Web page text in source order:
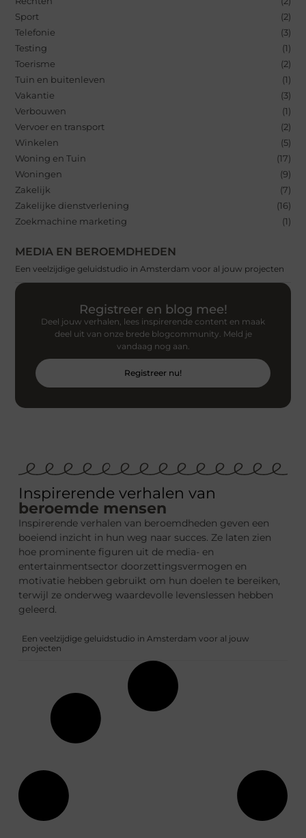
Sport
(2)
Telefonie
(3)
Testing
(1)
Toerisme
(2)
Tuin en buitenleven
(1)
Vakantie
(3)
Verbouwen
(1)
Vervoer en transport
(2)
Winkelen
(5)
Woning en Tuin
(17)
Woningen
(9)
Zakelijk
(7)
Zakelijke dienstverlening
(16)
Zoekmachine marketing
(1)
MEDIA EN BEROEMDHEDEN
Een veelzijdige geluidstudio in Amsterdam voor al jouw projecten
Registreer en blog mee!
Deel jouw verhalen, lees inspirerende content en maak
deel uit van onze brede blogcommunity. Meld je
vandaag nog aan.
Registreer nu!
Inspirerende verhalen van
beroemde mensen
Inspirerende verhalen van beroemdheden geven een
boeiend inzicht in hun weg naar succes. Ze laten zien
hoe prominente figuren uit de media- en
entertainmentsector doorzettingsvermogen en
motivatie hebben gebruikt om hun doelen te bereiken,
terwijl ze onderweg waardevolle levenslessen hebben
geleerd.
Een veelzijdige geluidstudio in Amsterdam voor al jouw
projecten